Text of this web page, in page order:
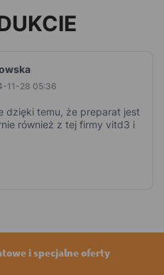
11-28 05:36
dzięki temu, że preparat jest
również z tej firmy vitd3 i
i specjalne oferty